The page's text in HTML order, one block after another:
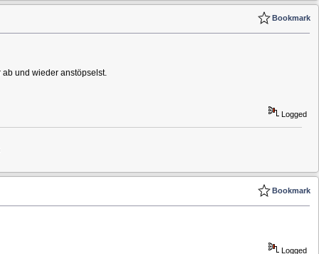
Bookmark
und wieder anstöpselst.
Logged
Bookmark
Logged